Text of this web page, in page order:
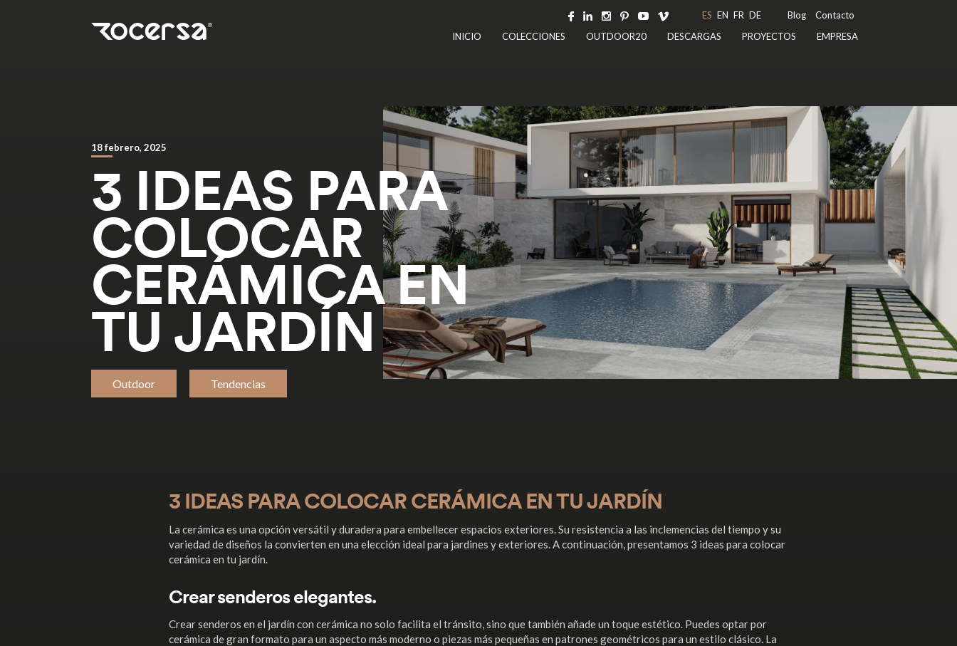
ES EN FR DE Blog
Contacto
INICIO
COLECCIONES OUTDOOR20 DESCARGAS PROYECTOS EMPRESA
18 febrero, 2025
3 IDEAS PARA
COLOCAR
CERÁMICA EN
TU JARDÍN
Outdoor Tendencias
3 IDEAS PARA COLOCAR CERÁMICA EN TU JARDÍN
La cerámica es una opción versátil y duradera para embellecer espacios exteriores. Su resistencia a las inclemencias del tiempo y su
variedad de diseños la convierten en una elección ideal para jardines y exteriores. A continuación, presentamos 3 ideas para colocar
cerámica en tu jardín.
Crear senderos elegantes.
Crear senderos en el jardín con cerámica no solo facilita el tránsito, sino que también añade un toque estético. Puedes optar por
cerámica de gran formato para un aspecto más moderno o piezas más pequeñas en patrones geométricos para un estilo clásico. La